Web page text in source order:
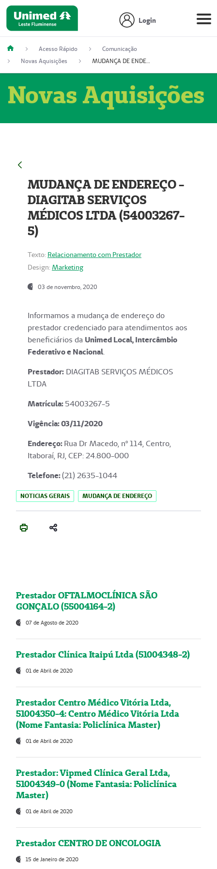
Login
Acesso Rápido
Comunicação
Novas Aquisições
MUDANÇA DE ENDEREÇO - DIAGITAB SERVIÇOS MÉDICOS LTDA (54003267-5)
Novas Aquisições
MUDANÇA DE ENDEREÇO -
DIAGITAB SERVIÇOS
MÉDICOS LTDA (54003267-
5)
Texto: Relacionamento com Prestador
Design: Marketing
03 de novembro, 2020
Informamos a mudança de endereço do
prestador credenciado para atendimentos aos
beneficiários da Unimed Local, Intercâmbio
Federativo e Nacional.
Prestador: DIAGITAB SERVIÇOS MÉDICOS
LTDA
Matrícula:54003267-5
Vigência: 03/11/2020
Endereço:Rua Dr Macedo, nº 114, Centro,
Itaboraí, RJ, CEP: 24.800-000
Telefone:(21) 2635-1044
NOTICIAS GERAIS MUDANÇA DE ENDEREÇO
Prestador OFTALMOCLÍNICA SÃO
GONÇALO (55004164-2)
07 de Agosto de 2020
Prestador Clínica Itaipú Ltda (51004348-2)
01 de Abril de 2020
Prestador Centro Médico Vitória Ltda,
51004350-4: Centro Médico Vitória Ltda
(Nome Fantasia: Policlínica Master)
01 de Abril de 2020
Prestador: Vipmed Clínica Geral Ltda,
51004349-0 (Nome Fantasia: Policlínica
Master)
01 de Abril de 2020
Prestador CENTRO DE ONCOLOGIA
15 de Janeiro de 2020